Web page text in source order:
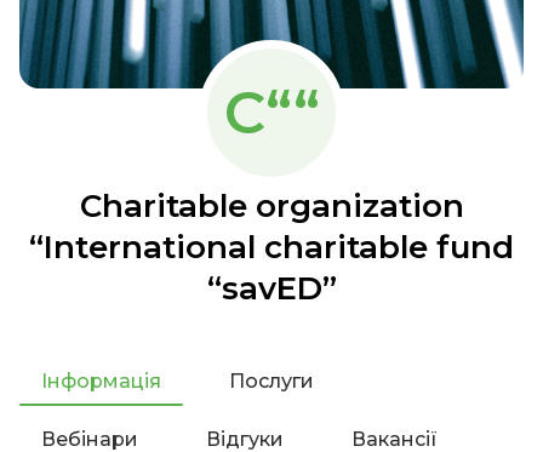
C““
Charitable organization
“International charitable fund
“savED”
Інформація Послуги
Вебінари Відгуки Вакансії